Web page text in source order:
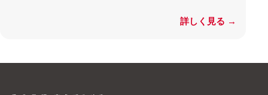
詳しく見る →